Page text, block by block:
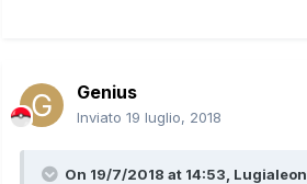
Genius
Inviato 19 luglio, 2018
On 19/7/2018 at 14:53, Lugialeon